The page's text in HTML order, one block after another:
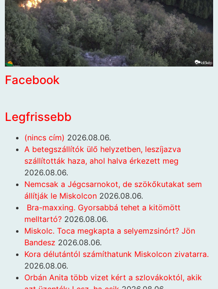
Facebook
Legfrissebb
(nincs cím) 2026.08.06.
A betegszállítók ülő helyzetben, leszíjazva
szállították haza, ahol halva érkezett meg
2026.08.06.
Nemcsak a Jégcsarnokot, de szökőkutakat sem
állítják le Miskolcon 2026.08.06.
Bra-maxxing. Gyorsabbá tehet a kitömött
melltartó? 2026.08.06.
Miskolc. Toca megkapta a selyemzsinórt? Jön
Bandesz 2026.08.06.
Kora délutántól számíthatunk Miskolcon zivatarra.
2026.08.06.
Orbán Anita több vizet kért a szlovákoktól, akik